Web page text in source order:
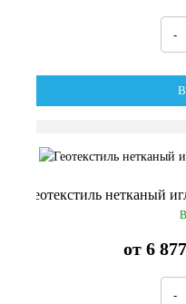
В
Геотекстиль нетканый
от 6